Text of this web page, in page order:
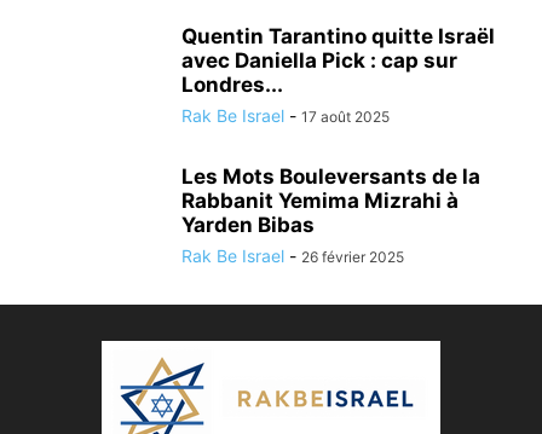
Quentin Tarantino quitte Israël
avec Daniella Pick : cap sur
Londres...
Rak Be Israel - 17 août 2025
Les Mots Bouleversants de la
Rabbanit Yemima Mizrahi à
Yarden Bibas
Rak Be Israel - 26 février 2025